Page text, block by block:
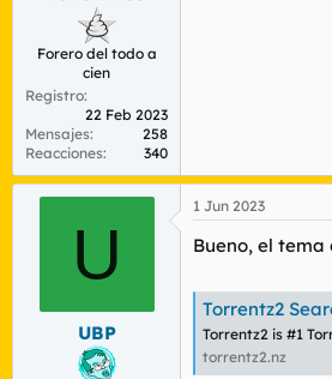
e
a
i
o
Forero del todo a
cien
Registro
22 Feb 2023
Mensajes
258
Reacciones
340
U
UBP
1 Jun 2023
Bueno, el tema
Torrentz2
Torrentz2 is #1
torrentz2.nz